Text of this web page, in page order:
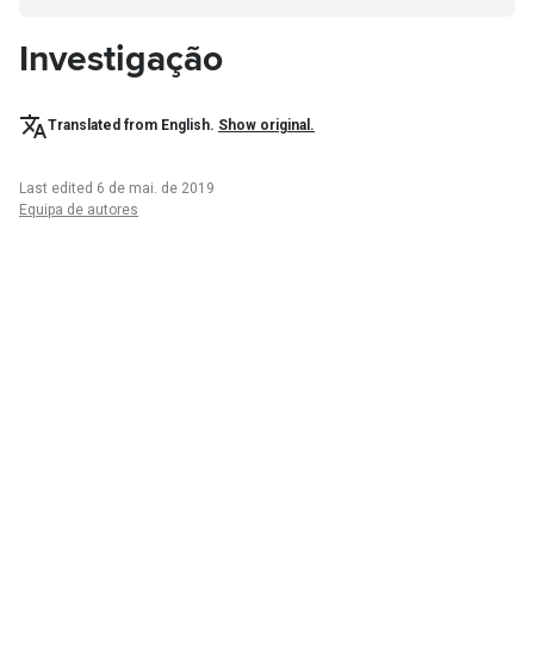
Investigação
Translated from English. Show original.
Last edited 6 de mai. de 2019
Equipa de autores